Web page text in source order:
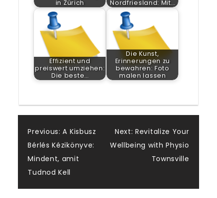
in Zürich Nordfriesland: Mit…
Effizient und
preiswert umziehen:
Die beste…
Die Kunst,
Erinnerungen zu
bewahren: Foto
malen lassen
Post
navigation
Previous: A Kisbusz
Bérlés Kézikönyve:
Mindent, amit
Tudnod Kell
Next: Revitalize Your
Wellbeing with Physio
Townsville